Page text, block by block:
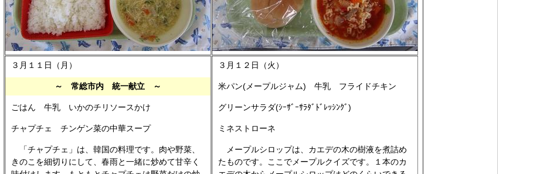
３月１１日（月）
～ 常総市内 統一献立 ～
ごはん 牛乳 いかのチリソースかけ
チャプチェ チンゲン菜の中華スープ
「チャプチェ」は、韓国の料理です。肉や野菜、
きのこを細切りにして、春雨と一緒に炒めて甘辛く
３月１２日（火）
米パン(メープルジャム) 牛乳 フライドチキン
グリーンサラダ(ｼｰｻﾞｰｻﾗﾀﾞﾄﾞﾚｯｼﾝｸﾞ)
ミネストローネ
メープルシロップは、カエデの木の樹液を煮詰め
たものです。ここでメープルクイズです。１本のカ